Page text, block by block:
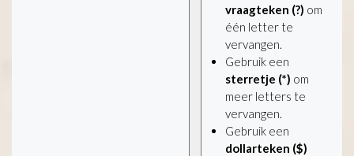
vraagteken (?) om
één letter te
vervangen.
Gebruik een
sterretje (*) om
meer letters te
vervangen.
Gebruik een
dollarteken ($)